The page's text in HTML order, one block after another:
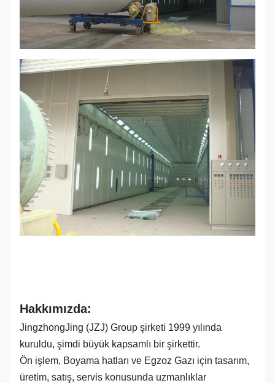
Hakkımızda:
JingzhongJing (JZJ) Group şirketi 1999 yılında
kuruldu, şimdi büyük kapsamlı bir şirkettir.
Ön işlem, Boyama hatları ve Egzoz Gazı için tasarım,
üretim, satış, servis konusunda uzmanlıklar